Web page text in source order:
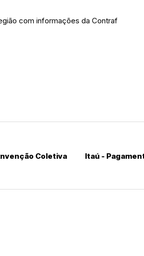
com informações da Contraf
Coletiva
Itaú -